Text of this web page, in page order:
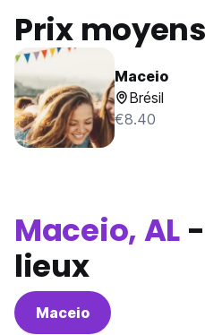
Prix moyens
Maceio
Brésil
€8.40
Maceio, AL
lieux
Maceio